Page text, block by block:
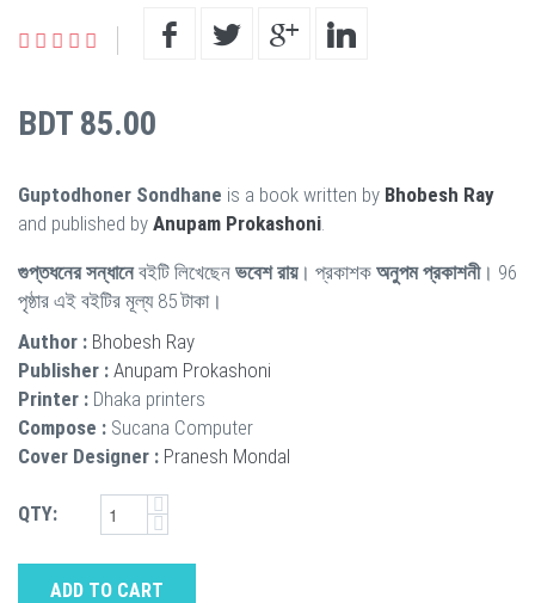
BDT 85.00
Guptodhoner Sondhane is a book written by Bhobesh Ray
and published by Anupam Prokashoni
গুপ্তধনের সন্ধানেবইটি লিখেছেন ভবেশ রায়। প্রকাশক অনুপম প্রকাশনী। 96
পৃষ্ঠার এই বইটির মূল্য 85 টাকা।
Author : Bhobesh Ray
Publisher : Anupam Prokashoni
Printer : Dhaka printers
Compose : Sucana Computer
Cover Designer : Pranesh Mondal
QTY:
ADD TO CART